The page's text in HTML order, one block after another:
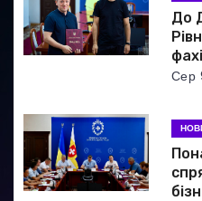
п
и
с
і
в
До
Сер